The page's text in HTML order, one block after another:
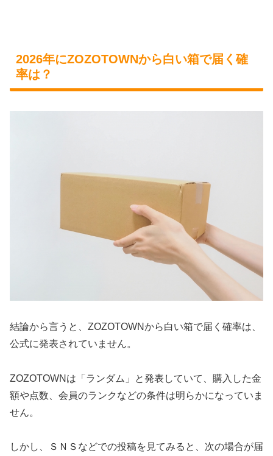
2026年にZOZOTOWNから白い箱で届く確
率は？
結論から言うと、ZOZOTOWNから白い箱で届く確率は、
公式に発表されていません。
ZOZOTOWNは「ランダム」と発表していて、購入した金
額や点数、会員のランクなどの条件は明らかになっていま
せん。
しかし、ＳＮＳなどでの投稿を見てみると、次の場合が届